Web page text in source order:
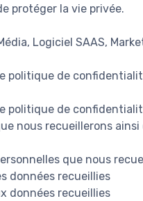
protéger la vie privée.
Logiciel SAAS,
politique de
politique de
nous recueillerons
que nous
données recueillies
données recueillies